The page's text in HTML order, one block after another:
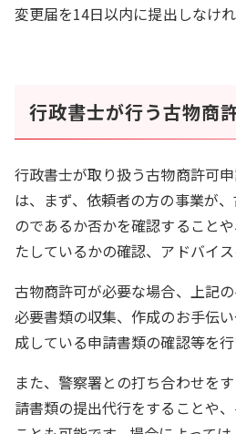
変更届を14日以内に提出しなけれ
行政書士が行う古物商
行政書士が取り扱う古物商許可
は、まず、依頼者の方の事業が
のであるか否かを確認すること
たしているかの確認、アドバイス
古物商許可が必要な場合、上記の
必要書類の収集、作成のお手伝
成している申請書類の確認等を行
また、警察署との打ち合わせを
請書類の提出代行をすることや